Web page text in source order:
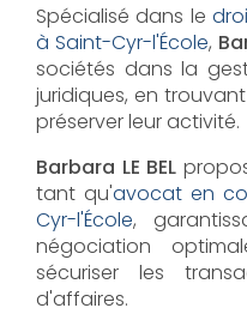
Spécialisé dans le
à Saint-Cyr-l'École,
sociétés dans la
juridiques, en
préserver leur activité.
Barbara LE BEL
tant qu'avocat en
Cyr-l'École,
négociation
sécuriser les
d'affaires.